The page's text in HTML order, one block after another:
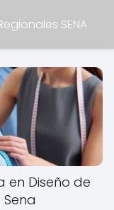
SENA
en Diseño de